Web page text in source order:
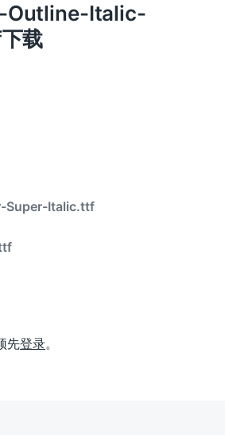
Outline-Italic-
载
Super-Italic.ttf
先登录。